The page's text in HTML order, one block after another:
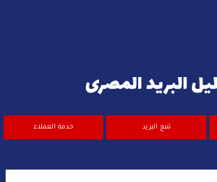
البريد المصرى
تتبع البريد خدمة العملاء